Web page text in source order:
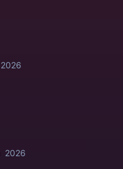
2026
2026